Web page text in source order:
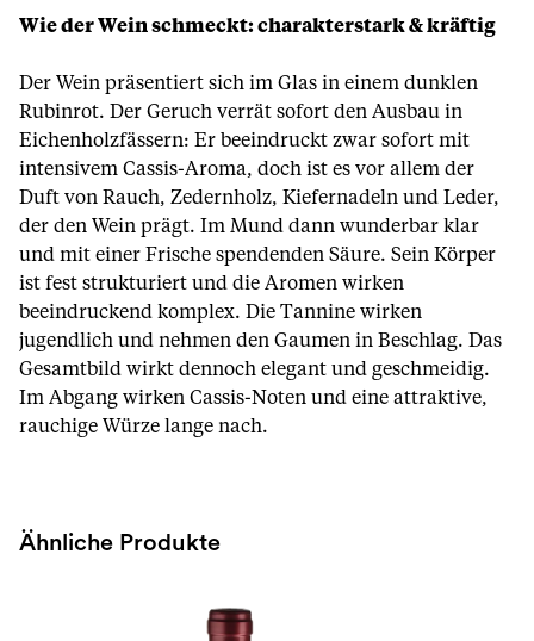
Wie der Wein schmeckt: charakterstark & kräftig
Der Wein präsentiert sich im Glas in einem dunklen
Rubinrot. Der Geruch verrät sofort den Ausbau in
Eichenholzfässern: Er beeindruckt zwar sofort mit
intensivem Cassis-Aroma, doch ist es vor allem der
Duft von Rauch, Zedernholz, Kiefernadeln und Leder,
der den Wein prägt. Im Mund dann wunderbar klar
und mit einer Frische spendenden Säure. Sein Körper
ist fest strukturiert und die Aromen wirken
beeindruckend komplex. Die Tannine wirken
jugendlich und nehmen den Gaumen in Beschlag. Das
Gesamtbild wirkt dennoch elegant und geschmeidig.
Im Abgang wirken Cassis-Noten und eine attraktive,
rauchige Würze lange nach.
Ähnliche Produkte